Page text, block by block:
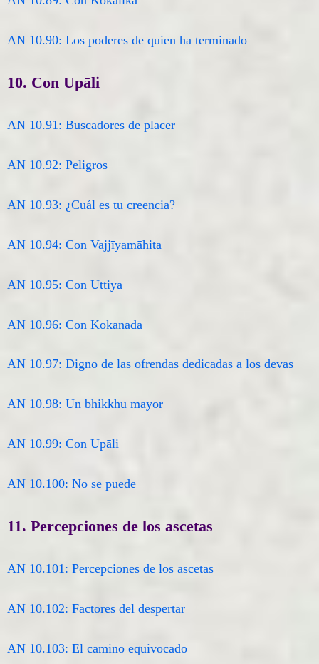
AN 10.90: Los poderes de quien ha terminado
10. Con Upāli
AN 10.91: Buscadores de placer
AN 10.92: Peligros
AN 10.93: ¿Cuál es tu creencia?
AN 10.94: Con Vajjīyamāhita
AN 10.95: Con Uttiya
AN 10.96: Con Kokanada
AN 10.97: Digno de las ofrendas dedicadas a los devas
AN 10.98: Un bhikkhu mayor
AN 10.99: Con Upāli
AN 10.100: No se puede
11. Percepciones de los ascetas
AN 10.101: Percepciones de los ascetas
AN 10.102: Factores del despertar
AN 10.103: El camino equivocado